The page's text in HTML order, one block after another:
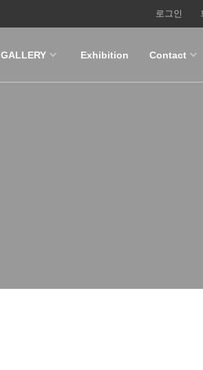
로그인
GALLERY Exhibition Contact